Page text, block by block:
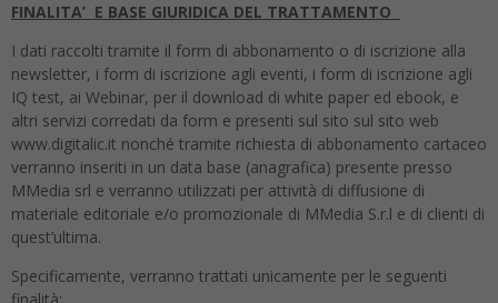
FINALITA’ E BASE GIURIDICA DEL TRATTAMENTO
I dati raccolti tramite il form di abbonamento o di iscrizione alla
newsletter, i form di iscrizione agli eventi, i form di iscrizione agli
IQ test, ai Webinar, per il download di white paper ed ebook, e
altri servizi corredati da form e presenti sul sito sul sito web
www.digitalic.it nonché tramite richiesta di abbonamento cartaceo
verranno inseriti in un data base (anagrafica) presente presso
MMedia srl e verranno utilizzati per attività di diffusione di
materiale editoriale e/o promozionale di MMedia S.r.l e di clienti di
quest’ultima.
Specificamente, verranno trattati unicamente per le seguenti